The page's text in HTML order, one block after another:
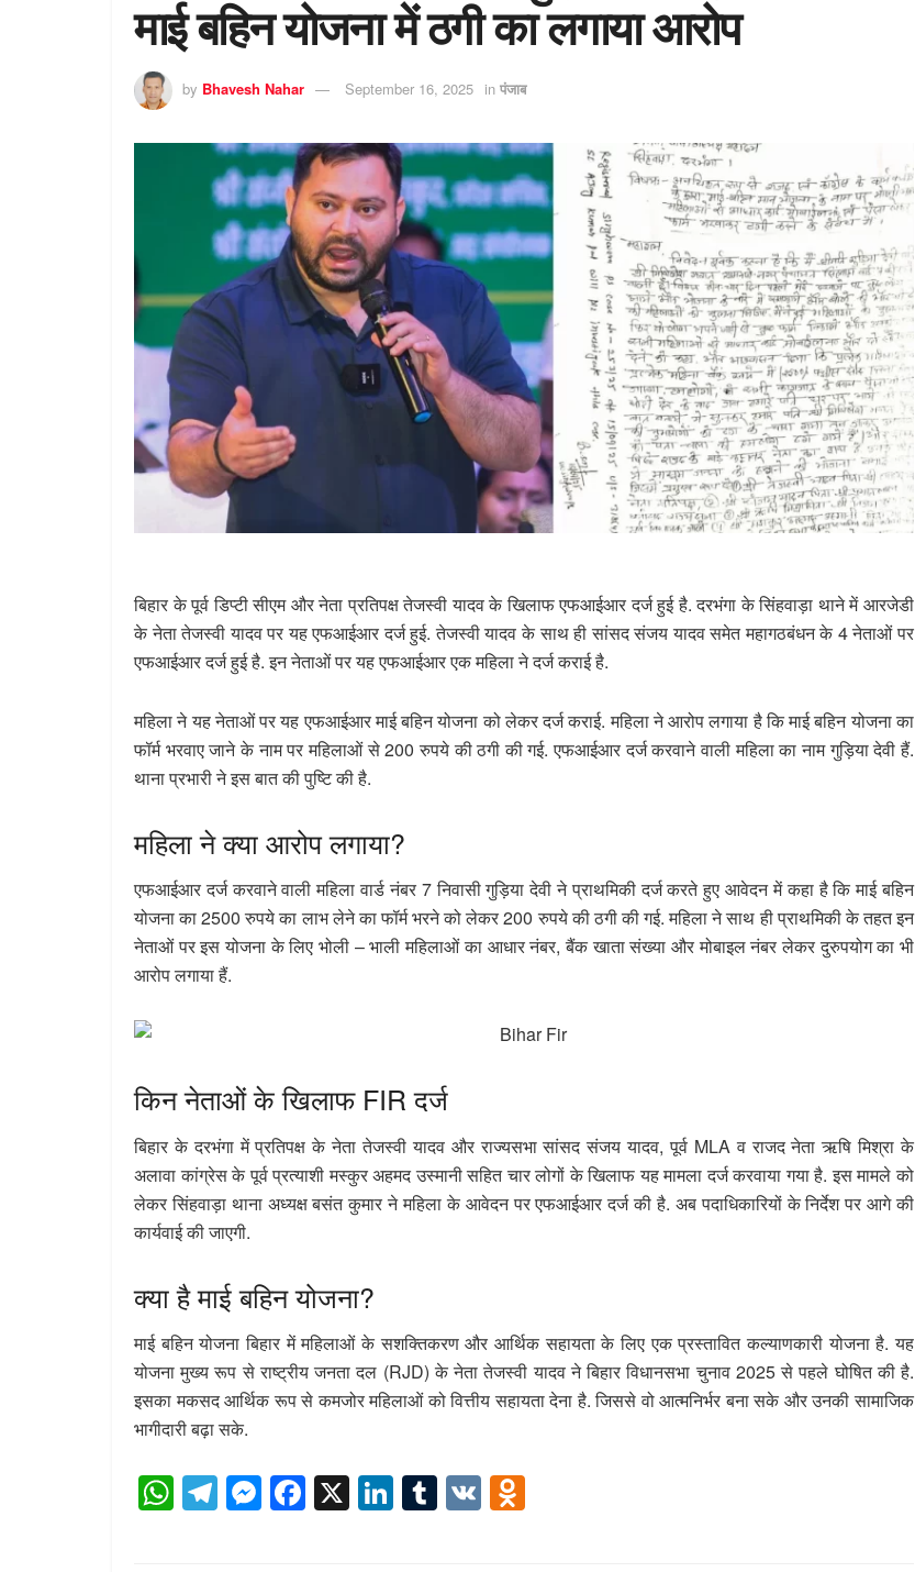
माई बहिन योजना में ठगी का लगाया आरोप
by Bhavesh Nahar September 16, 2025 in पंजाब
बिहार के पूर्व डिप्टी सीएम और नेता प्रतिपक्ष तेजस्वी यादव के खिलाफ एफआईआर दर्ज हुई है. दरभंगा के सिंहवाड़ा थाने में आरजेडी
के नेता तेजस्वी यादव पर यह एफआईआर दर्ज हुई. तेजस्वी यादव के साथ ही सांसद संजय यादव समेत महागठबंधन के 4 नेताओं पर
एफआईआर दर्ज हुई है. इन नेताओं पर यह एफआईआर एक महिला ने दर्ज कराई है.
महिला ने यह नेताओं पर यह एफआईआर माई बहिन योजना को लेकर दर्ज कराई. महिला ने आरोप लगाया है कि माई बहिन योजना का
फॉर्म भरवाए जाने के नाम पर महिलाओं से 200 रुपये की ठगी की गई. एफआईआर दर्ज करवाने वाली महिला का नाम गुड़िया देवी हैं.
थाना प्रभारी ने इस बात की पुष्टि की है.
महिला ने क्या आरोप लगाया?
एफआईआर दर्ज करवाने वाली महिला वार्ड नंबर 7 निवासी गुड़िया देवी ने प्राथमिकी दर्ज करते हुए आवेदन में कहा है कि माई बहिन
योजना का 2500 रुपये का लाभ लेने का फॉर्म भरने को लेकर 200 रुपये की ठगी की गई. महिला ने साथ ही प्राथमिकी के तहत इन
नेताओं पर इस योजना के लिए भोली – भाली महिलाओं का आधार नंबर, बैंक खाता संख्या और मोबाइल नंबर लेकर दुरुपयोग का भी
आरोप लगाया हैं.
किन नेताओं के खिलाफ FIR दर्ज
बिहार के दरभंगा में प्रतिपक्ष के नेता तेजस्वी यादव और राज्यसभा सांसद संजय यादव, पूर्व MLA व राजद नेता ऋषि मिश्रा के
अलावा कांग्रेस के पूर्व प्रत्याशी मस्कुर अहमद उस्मानी सहित चार लोगों के खिलाफ यह मामला दर्ज करवाया गया है. इस मामले को
लेकर सिंहवाड़ा थाना अध्यक्ष बसंत कुमार ने महिला के आवेदन पर एफआईआर दर्ज की है. अब पदाधिकारियों के निर्देश पर आगे की
कार्यवाई की जाएगी.
क्या है माई बहिन योजना?
माई बहिन योजना बिहार में महिलाओं के सशक्तिकरण और आर्थिक सहायता के लिए एक प्रस्तावित कल्याणकारी योजना है. यह
योजना मुख्य रूप से राष्ट्रीय जनता दल (RJD) के नेता तेजस्वी यादव ने बिहार विधानसभा चुनाव 2025 से पहले घोषित की है.
इसका मकसद आर्थिक रूप से कमजोर महिलाओं को वित्तीय सहायता देना है. जिससे वो आत्मनिर्भर बना सके और उनकी सामाजिक
भागीदारी बढ़ा सके.
W T M F X Li T V